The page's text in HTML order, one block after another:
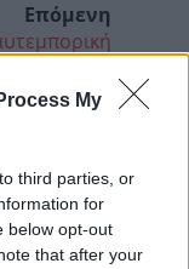
My
third parties, or
for
below opt-out
that after your
Επόμενη